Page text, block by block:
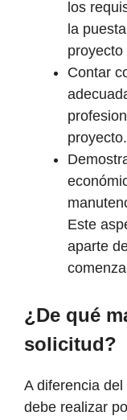
los
la
proyecto
Contar
proyecto.
Este
aparte
¿De qué
solicitud?
A diferencia
debe realizar